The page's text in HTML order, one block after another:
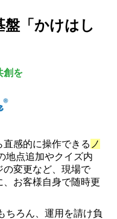
盤「かけはし
創を
感的に操作できる ノ
地点追加やクイズ内
の変更など、現場で
、お客様自身で随時更
ちろん、運用を請け負